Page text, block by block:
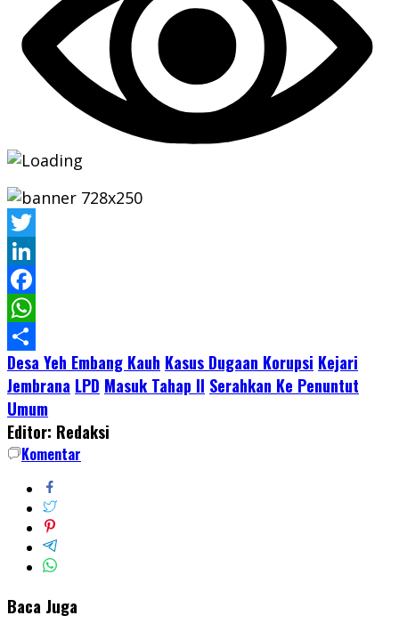
Twitter
LinkedIn
Facebook
WhatsApp
Share
Desa Yeh Embang Kauh Kasus Dugaan Korupsi Kejari
Jembrana LPD Masuk Tahap II Serahkan Ke Penuntut
Umum
Editor: Redaksi
Komentar
Baca Juga